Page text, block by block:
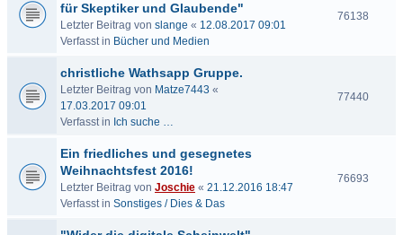
für Skeptiker und Glaubende"
Letzter Beitrag von slange « 12.08.2017 09:01
Verfasst in Bücher und Medien
76138
christliche Wathsapp Gruppe.
Letzter Beitrag von Matze7443 «
17.03.2017 09:01
Verfasst in Ich suche …
77440
Ein friedliches und gesegnetes
Weihnachtsfest 2016!
Letzter Beitrag von Joschie « 21.12.2016 18:47
Verfasst in Sonstiges / Dies & Das
76693